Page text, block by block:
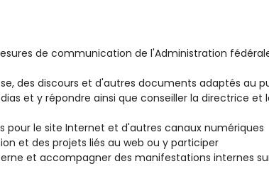
de communication de l'Administration
des discours et d'autres documents adaptés au
et y répondre ainsi que conseiller la directrice et
pour le site Internet et d'autres canaux numériques
et des projets liés au web ou y participer
et accompagner des manifestations internes